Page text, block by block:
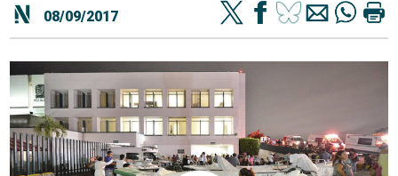
08/09/2017